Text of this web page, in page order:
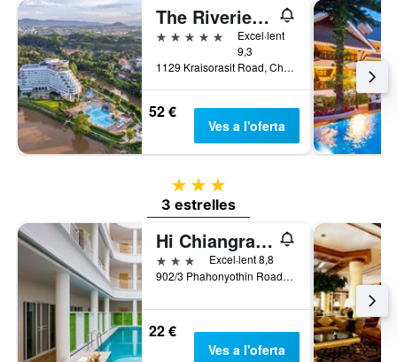
The Riverie by Katathani
5 estrelles
Excel·lent
9,3
1129 Kraisorasit Road, Chiang Rai, Tailàndia
52 €
Ves a l'oferta
3 estrelles
3 estrelles
Hi Chiangrai Hotel
3 estrellesExcel·lent 8,8
902/3 Phahonyothin Road, Wiang, Mueang, Chiang Rai, Tailàndia
22 €
Ves a l'oferta